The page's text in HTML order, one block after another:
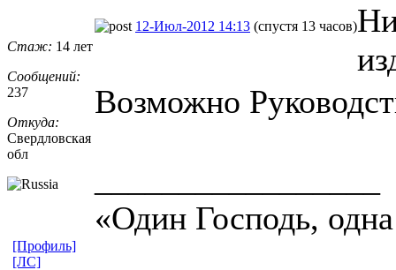
Стаж: 14 лет
Сообщений:
237
Откуда:
Свердловская
обл
12-Июл-2012 14:13 (спустя 13 часов)
Возможно
«Один Господь,
[Профиль]
[ЛС]